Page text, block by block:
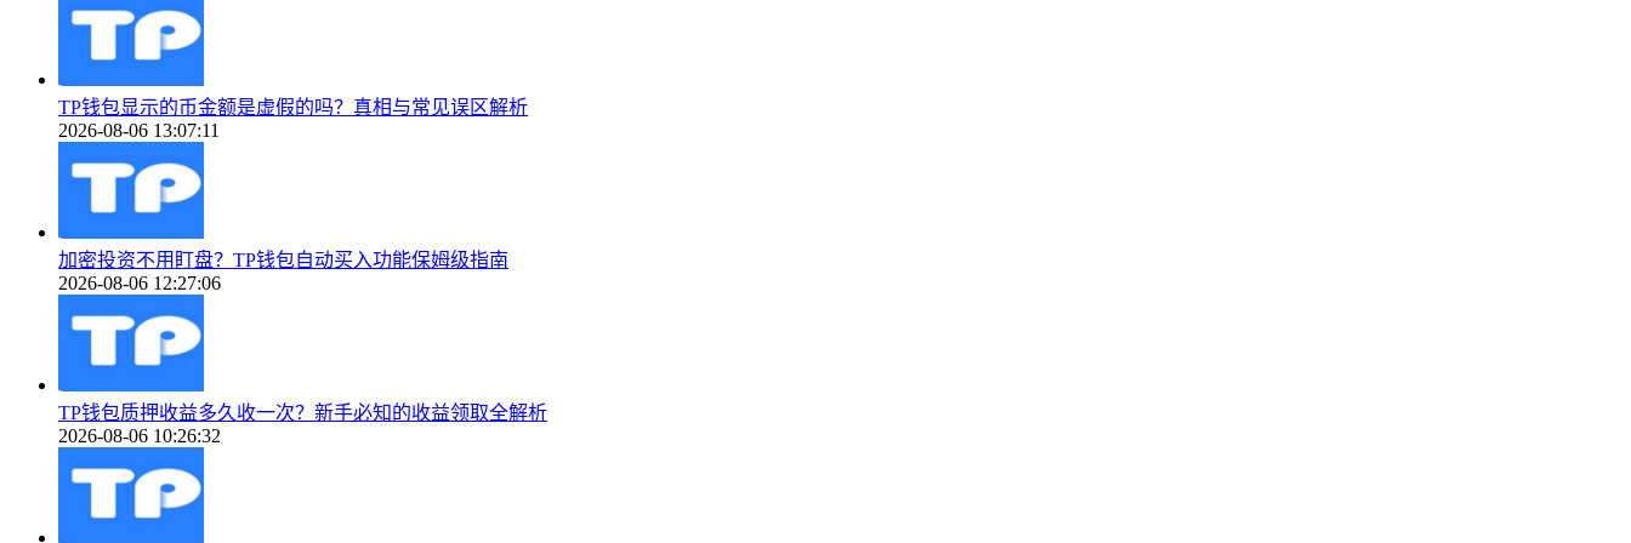
TP钱包显示的币金额是虚假的吗？真相与常见误区解析
2026-08-06 13:07:11
加密投资不用盯盘？TP钱包自动买入功能保姆级指南
2026-08-06 12:27:06
TP钱包质押收益多久收一次？新手必知的收益领取全解析
2026-08-06 10:26:32